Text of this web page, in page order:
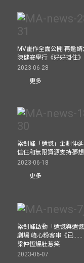
MV畫作全面公開 再邀
陳健安舉行《好好掛住
2023-06-28
更多
梁釗峰「遺憾」企劃伸
信任和無限資源支持夢
2023-06-18
更多
梁釗峰啟動「遺憾與遺
劇場 峰心粉客串《已
梁仲恆爆肚惹笑
2023-06-07